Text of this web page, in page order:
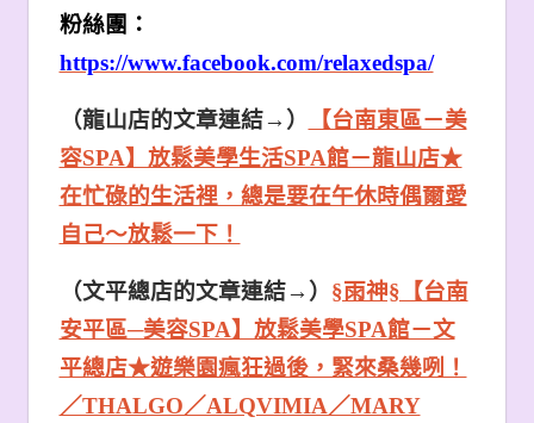
粉絲團：
https://www.facebook.com/relaxedspa/
（龍山店的文章連結→ ）
【台南東區－美
容SPA】放鬆美學生活SPA館－龍山店★
在忙碌的生活裡，總是要在午休時偶爾愛
自己～放鬆一下！
（文平總店的文章連結→ ） §雨神§【台南
安平區─美容SPA】放鬆美學SPA館－文
平總店★遊樂園瘋狂過後，緊來桑幾咧！
／THALGO／ALQVIMIA／MARY